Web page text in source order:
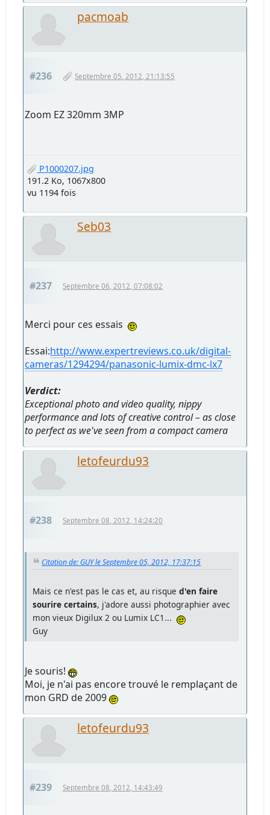
pacmoab
#236 Septembre 05, 2012, 21:13:55
Zoom EZ 320mm 3MP
P1000207.jpg
191.2 Ko, 1067x800
vu 1194 fois
Seb03
#237 Septembre 06, 2012, 07:08:02
Merci pour ces essais
Essai:http://www.expertreviews.co.uk/digital-
cameras/1294294/panasonic-lumix-dmc-lx7
Verdict:
Exceptional photo and video quality, nippy
performance and lots of creative control – as close
to perfect as we've seen from a compact camera
letofeurdu93
#238 Septembre 08, 2012, 14:24:20
Citation de: GUY le Septembre 05, 2012, 17:37:15
Mais ce n'est pas le cas et, au risqued'en faire
sourire certains, j'adore aussi photographier avec
mon vieux Digilux 2 ou Lumix LC1...
Guy
Je souris!
Moi, je n'ai pas encore trouvé le remplaçant de
mon GRD de 2009
letofeurdu93
#239 Septembre 08, 2012, 14:43:49